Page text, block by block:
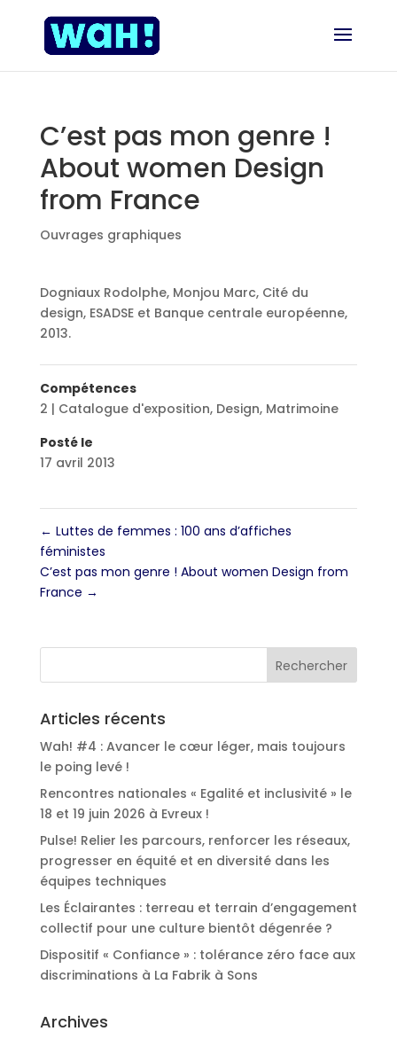
C’est pas mon genre !
About women Design
from France
Ouvrages graphiques
Dogniaux Rodolphe, Monjou Marc, Cité du
design, ESADSE et Banque centrale européenne,
2013.
Compétences
2 | Catalogue d'exposition, Design, Matrimoine
Posté le
17 avril 2013
← Luttes de femmes : 100 ans d’affiches
féministes
C’est pas mon genre ! About women Design from
France →
Articles récents
Wah! #4 : Avancer le cœur léger, mais toujours
le poing levé !
Rencontres nationales « Egalité et inclusivité » le
18 et 19 juin 2026 à Evreux !
Pulse! Relier les parcours, renforcer les réseaux,
progresser en équité et en diversité dans les
équipes techniques
Les Éclairantes : terreau et terrain d’engagement
collectif pour une culture bientôt dégenrée ?
Dispositif « Confiance » : tolérance zéro face aux
discriminations à La Fabrik à Sons
Archives